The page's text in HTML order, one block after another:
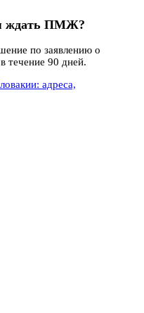
ждать ПМЖ?
по заявлению о
течение 90 дней.
адреса,